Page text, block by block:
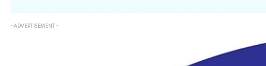
- ADVERTISEMENT -